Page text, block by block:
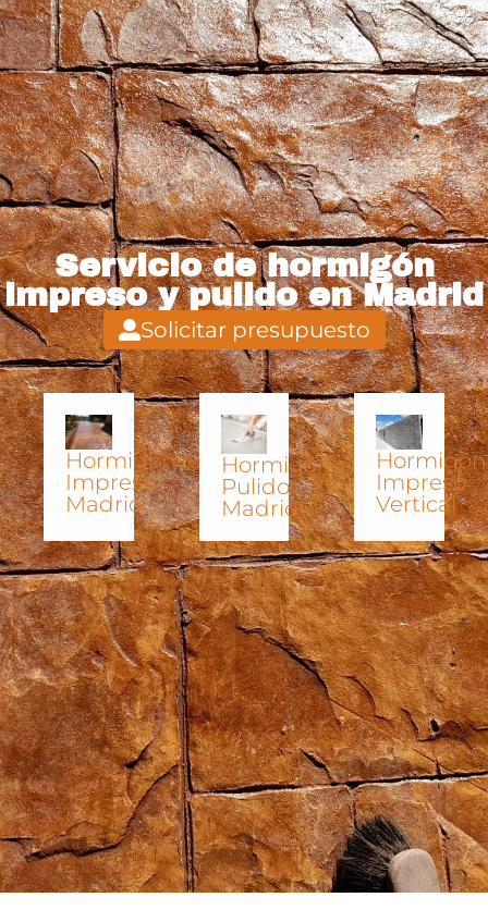
Servicio de hormigón
impreso y pulido en Madrid
Solicitar presupuesto
Hormigón
Impreso
Madrid
Hormigón
Pulido
Madrid
Hormigón
Impreso
Vertical